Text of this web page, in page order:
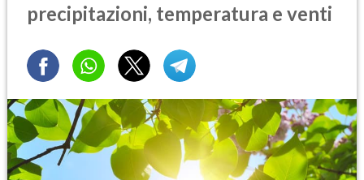
precipitazioni, temperatura e venti